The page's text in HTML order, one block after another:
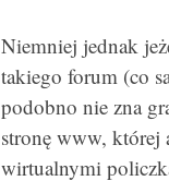
Niemniej jednak
takiego forum (co
podobno nie zna
stronę www, której
wirtualnymi